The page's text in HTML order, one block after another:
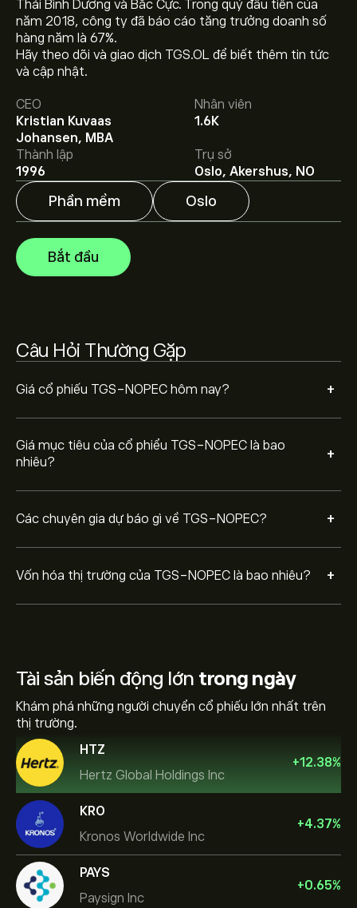
Thái Bình Dương và Bắc Cực. Trong quý đầu tiên của
năm 2018, công ty đã báo cáo tăng trưởng doanh số
hàng năm là 67%.
Hãy theo dõi và giao dịch TGS.OL để biết thêm tin tức
và cập nhật.
CEO
Kristian Kuvaas
Johansen, MBA
Nhân viên
1.6K
Thành lập
1996
Trụ sở
Oslo, Akershus, NO
Phần mềm Oslo
Bắt đầu
Câu Hỏi Thường Gặp
Giá cổ phiếu TGS-NOPEC hôm nay? +
Giá TGS.OL hôm nay là 132.90‎kr‎.
Giá mục tiêu của cổ phiểu TGS-NOPEC là bao
nhiêu?
+
Giá mục tiêu trung bình của TGS-NOPEC là 132.90‎kr‎.
Tạo tài khoảneToro để biết dự báo chi tiết của chuyên
gia và giá mục tiêu.
Các chuyên gia dự báo gì về TGS-NOPEC? +
Các chuyên gia dự báo giá TGS-NOPEC dựa trên xu
hướng thị trường, báo cáo tài chính và dự kiến tăng
trưởng. Hãy kiểm tra dự báo mới nhất về giá tương lai.
Vốn hóa thị trường của TGS-NOPEC là bao nhiêu? +
Tài sản biến động lớn trong ngày
Khám phá những người chuyển cổ phiếu lớn nhất trên
thị trường.
HTZ
Hertz Global Holdings Inc
+12.38%
KRO
Kronos Worldwide Inc
+4.37%
PAYS
Paysign Inc
+0.65%